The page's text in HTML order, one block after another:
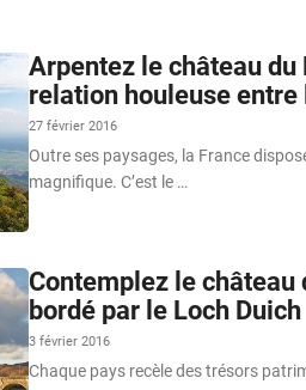
Arpentez le château
relation houleuse entre
27 février 2016
Outre ses paysages, la France
magnifique. C’est le …
Contemplez le château
bordé par le Loch Duich
3 février 2016
Chaque pays recèle des trésors